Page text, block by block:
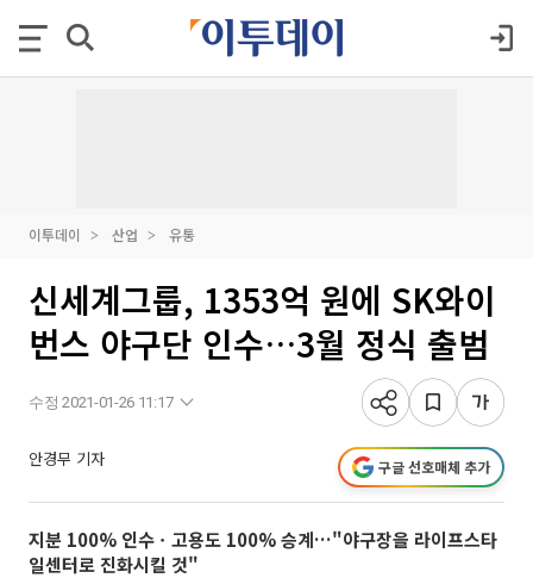
이투데이 산업 유통
신세계그룹, 1353억 원에 SK와이
번스 야구단 인수…3월 정식 출범
수정 2021-01-26 11:17
안경무 기자 구글 선호매체 추가
지분 100% 인수ㆍ고용도 100% 승계…"야구장을 라이프스타
일센터로 진화시킬 것"